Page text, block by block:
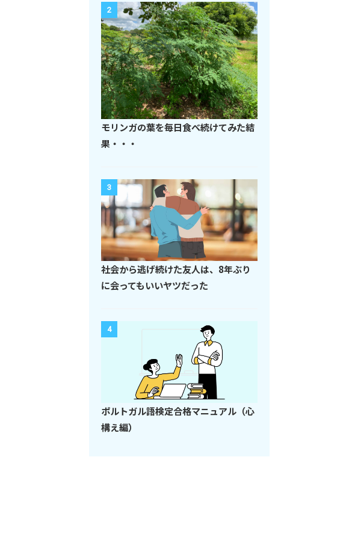
2
モリンガの葉を毎日食べ続けてみた結
果・・・
3
社会から逃げ続けた友人は、8年ぶり
に会ってもいいヤツだった
4
ポルトガル語検定合格マニュアル（心
構え編）